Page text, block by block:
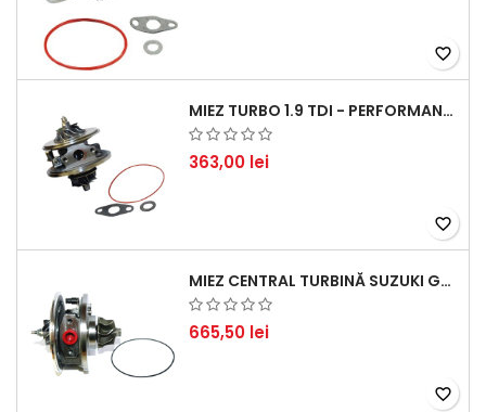
favorite_border
MIEZ TURBO 1.9 TDI - PERFORMANȚĂ FIABILĂ PENTRU AUDI, SEAT, SKODA ȘI VW
363,00 lei
favorite_border
MIEZ CENTRAL TURBINĂ SUZUKI GRAND ESCUDO II 1.9 DDIS TRACȚIUNE INTEGRALĂ - MOTORIZARE 1.9L, 95 KW (129 CP)
665,50 lei
favorite_border